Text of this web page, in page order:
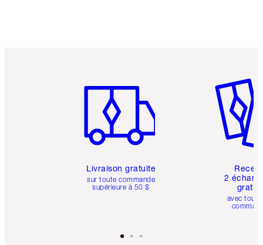
Livraison gratuite
sur toute commande
supérieure à 50 $
2
avec